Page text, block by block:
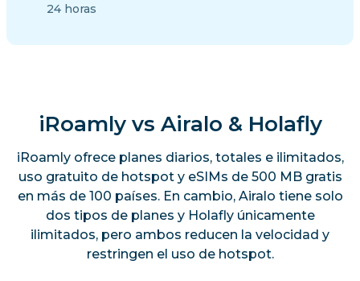
24 horas
iRoamly vs Airalo & Holafly
iRoamly ofrece planes diarios, totales e ilimitados,
uso gratuito de hotspot y eSIMs de 500 MB gratis
en más de 100 países. En cambio, Airalo tiene solo
dos tipos de planes y Holafly únicamente
ilimitados, pero ambos reducen la velocidad y
restringen el uso de hotspot.